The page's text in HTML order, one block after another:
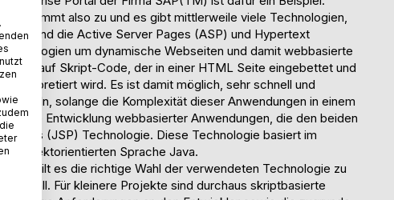
nimmt also zu und es gibt mittlerweile viele Technologien,
sind die Active Server Pages (ASP) und Hypertext
um dynamische Webseiten und damit webbasierte
auf Skript-Code, der in einer HTML Seite eingebettet und
interpretiert wird. Es ist damit möglich, sehr schnell und
solange die Komplexität dieser Anwendungen in einem
die Entwicklung webbasierter Anwendungen, die den beiden
Pages (JSP) Technologie. Diese Technologie basiert im
objektorientierten Sprache Java.
gilt es die richtige Wahl der verwendeten Technologie zu
Für kleinere Projekte sind durchaus skriptbasierte